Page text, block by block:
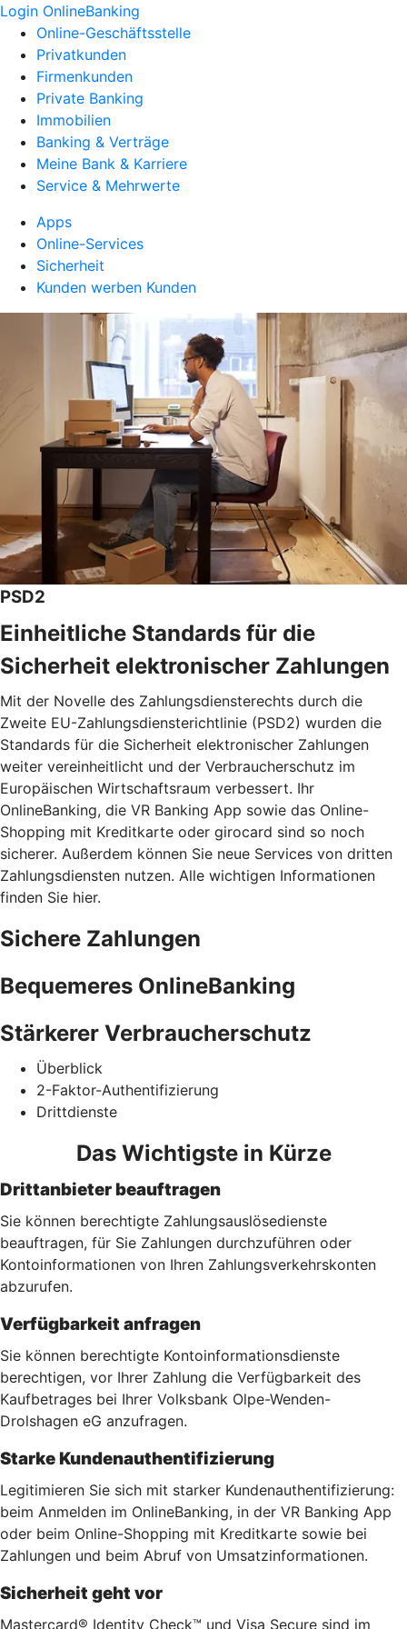
Login OnlineBanking
Online-Geschäftsstelle
Privatkunden
Firmenkunden
Private Banking
Immobilien
Banking & Verträge
Meine Bank & Karriere
Service & Mehrwerte
Apps
Online-Services
Sicherheit
Kunden werben Kunden
PSD2
Einheitliche Standards für die
Sicherheit elektronischer Zahlungen
Mit der Novelle des Zahlungsdiensterechts durch die
Zweite EU-Zahlungsdiensterichtlinie (PSD2) wurden die
Standards für die Sicherheit elektronischer Zahlungen
weiter vereinheitlicht und der Verbraucherschutz im
Europäischen Wirtschaftsraum verbessert. Ihr
OnlineBanking, die VR Banking App sowie das Online-
Shopping mit Kreditkarte oder girocard sind so noch
sicherer. Außerdem können Sie neue Services von dritten
Zahlungsdiensten nutzen. Alle wichtigen Informationen
finden Sie hier.
Sichere Zahlungen
Bequemeres OnlineBanking
Stärkerer Verbraucherschutz
Überblick
2-Faktor-Authentifizierung
Drittdienste
Das Wichtigste in Kürze
Drittanbieter beauftragen
Sie können berechtigte Zahlungsauslösedienste
beauftragen, für Sie Zahlungen durchzuführen oder
Kontoinformationen von Ihren Zahlungsverkehrskonten
abzurufen.
Verfügbarkeit anfragen
Sie können berechtigte Kontoinformationsdienste
berechtigen, vor Ihrer Zahlung die Verfügbarkeit des
Kaufbetrages bei Ihrer Volksbank Olpe-Wenden-
Drolshagen eG anzufragen.
Starke Kundenauthentifizierung
Legitimieren Sie sich mit starker Kundenauthentifizierung:
beim Anmelden im OnlineBanking, in der VR Banking App
oder beim Online-Shopping mit Kreditkarte sowie bei
Zahlungen und beim Abruf von Umsatzinformationen.
Sicherheit geht vor
Mastercard® Identity Check™ und Visa Secure sind im